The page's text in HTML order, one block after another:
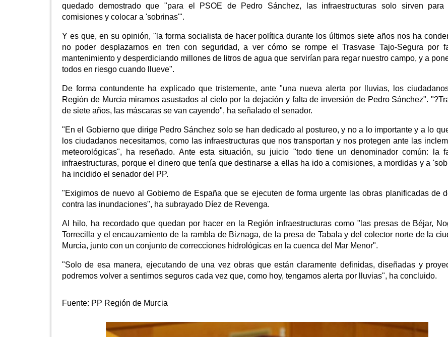
quedado demostrado que "para el PSOE de Pedro Sánchez, las infraestructuras solo sirven para
comisiones y colocar a 'sobrinas'".
Y es que, en su opinión, "la forma socialista de hacer política durante los últimos siete años nos ha
no poder desplazarnos en tren con seguridad, a ver cómo se rompe el Trasvase Tajo-Segura por
mantenimiento y desperdiciando millones de litros de agua que servirían para regar nuestro campo, y a
todos en riesgo cuando llueve".
De forma contundente ha explicado que tristemente, ante "una nueva alerta por lluvias, los
Región de Murcia miramos asustados al cielo por la dejación y falta de inversión de Pedro Sánchez".
de siete años, las máscaras se van cayendo", ha señalado el senador.
"En el Gobierno que dirige Pedro Sánchez solo se han dedicado al postureo, y no a lo importante y a lo
los ciudadanos necesitamos, como las infraestructuras que nos transportan y nos protegen ante las
meteorológicas", ha reseñado. Ante esta situación, su juicio "todo tiene un denominador común: la
infraestructuras, porque el dinero que tenía que destinarse a ellas ha ido a comisiones, a mordidas y a
ha incidido el senador del PP.
"Exigimos de nuevo al Gobierno de España que se ejecuten de forma urgente las obras planificadas de
contra las inundaciones", ha subrayado Díez de Revenga.
Al hilo, ha recordado que quedan por hacer en la Región infraestructuras como "las presas de Béjar,
Torrecilla y el encauzamiento de la rambla de Biznaga, de la presa de Tabala y del colector norte de la
Murcia, junto con un conjunto de correcciones hidrológicas en la cuenca del Mar Menor".
"Solo de esa manera, ejecutando de una vez obras que están claramente definidas, diseñadas y
podremos volver a sentirnos seguros cada vez que, como hoy, tengamos alerta por lluvias", ha concluido.
Fuente: PP Región de Murcia